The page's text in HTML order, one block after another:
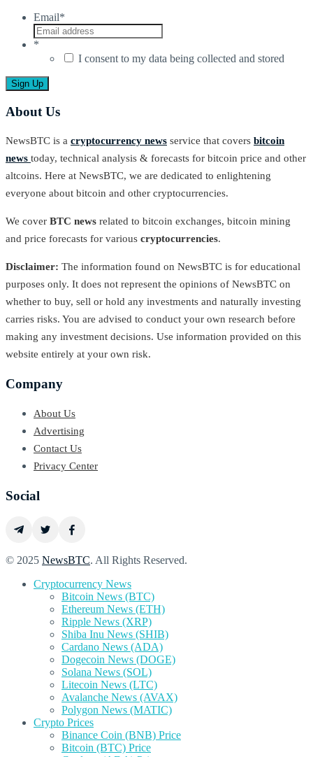
Email*
*
I consent to my data being collected and stored
About Us
NewsBTC is a cryptocurrency news service that covers bitcoin
news today, technical analysis & forecasts for bitcoin price and other
altcoins. Here at NewsBTC, we are dedicated to enlightening
everyone about bitcoin and other cryptocurrencies.
We cover BTC news related to bitcoin exchanges, bitcoin mining
and price forecasts for various cryptocurrencies.
Disclaimer: The information found on NewsBTC is for educational
purposes only. It does not represent the opinions of NewsBTC on
whether to buy, sell or hold any investments and naturally investing
carries risks. You are advised to conduct your own research before
making any investment decisions. Use information provided on this
website entirely at your own risk.
Company
About Us
Advertising
Contact Us
Privacy Center
Social
© 2025 NewsBTC. All Rights Reserved.
Cryptocurrency News
Bitcoin News (BTC)
Ethereum News (ETH)
Ripple News (XRP)
Shiba Inu News (SHIB)
Cardano News (ADA)
Dogecoin News (DOGE)
Solana News (SOL)
Litecoin News (LTC)
Avalanche News (AVAX)
Polygon News (MATIC)
Crypto Prices
Binance Coin (BNB) Price
Bitcoin (BTC) Price